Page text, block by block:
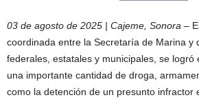
03 de agosto de 2025 | Cajeme, Sonora –
coordinada entre la Secretaría de Marina y
federales, estatales y municipales, se logró
una importante cantidad de droga,
como la detención de un presunto infractor